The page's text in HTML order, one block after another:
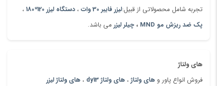
تجربه شامل محصولاتی از قبیل:لیزر فایبر 30 وات ، دستگاه لیزر 120*180
،
پک ضد ریزش مو MND
، چیلر لیزر می باشد.
های ولتاژ
فروش انواع پاور و های ولتاژ، های ولتاژ dy13 ، های ولتاژ لیزر